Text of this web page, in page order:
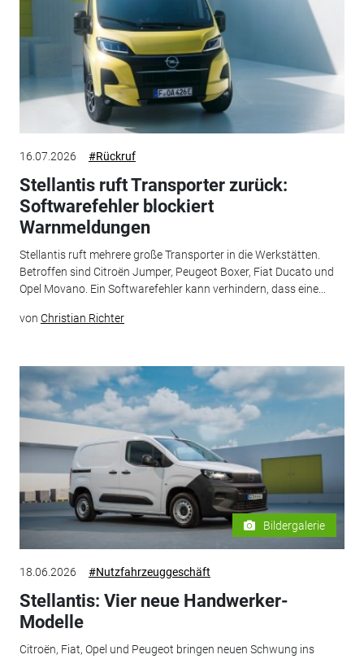
16.07.2026 #Rückruf
Stellantis ruft Transporter zurück:
Softwarefehler blockiert
Warnmeldungen
Stellantis ruft mehrere große Transporter in die Werkstätten.
Betroffen sind Citroën Jumper, Peugeot Boxer, Fiat Ducato und
Opel Movano. Ein Softwarefehler kann verhindern, dass eine...
von Christian Richter
Bildergalerie
18.06.2026 #Nutzfahrzeuggeschäft
Stellantis: Vier neue Handwerker-
Modelle
Citroën, Fiat, Opel und Peugeot bringen neuen Schwung ins